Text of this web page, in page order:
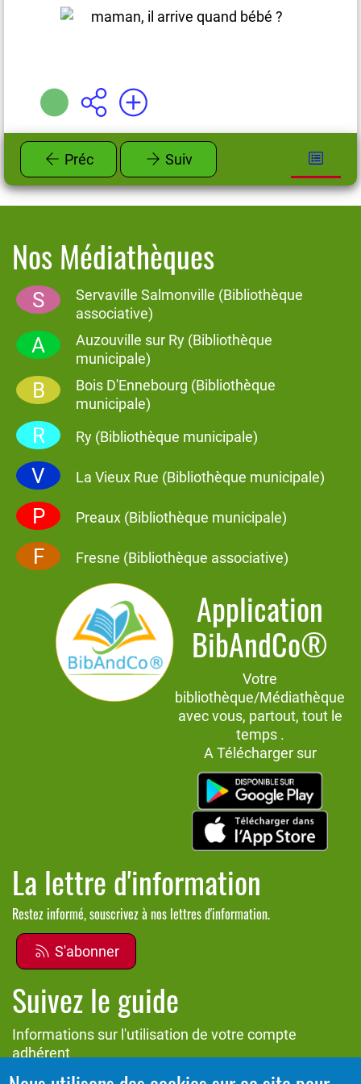
Plus d'infos
Préc Suiv
Nos Médiathèques
S
Servaville Salmonville (Bibliothèque
associative)
A
Auzouville sur Ry (Bibliothèque
municipale)
B
Bois D'Ennebourg (Bibliothèque
municipale)
R Ry (Bibliothèque municipale)
V La Vieux Rue (Bibliothèque municipale)
P Preaux (Bibliothèque municipale)
F Fresne (Bibliothèque associative)
Application
BibAndCo®
Votre
bibliothèque/Médiathèque
avec vous, partout, tout le
temps .
A Télécharger sur
La lettre d'information
Restez informé, souscrivez à nos lettres d'information.
S'abonner
Suivez le guide
Informations sur l'utilisation de votre compte
adhérent